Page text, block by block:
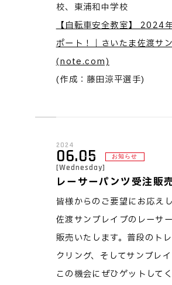
校、東浦和中学校
【自転車安全教室】 2024
ポート！｜さいたま佐渡サ
(note.com)
(作成：藤田涼平選手)
2024
06.05
[Wednesday]
お知らせ
レーサーパンツ受注販
皆様からのご要望にお応え
佐渡サンブレイブのレーサ
販売いたします。普段のト
クリング、そしてサンブレイ
この機会にぜひゲットして